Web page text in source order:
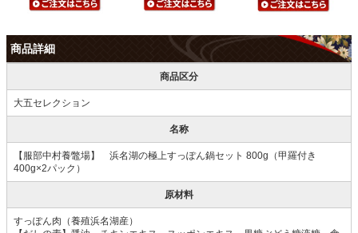
商品詳細
商品区分
大五セレクション
名称
【服部中村養鼈場】 浜名湖の極上すっぽん鍋セット 800g（甲羅付き
400g×2パック）
原材料
すっぽん肉（養殖浜名湖産）